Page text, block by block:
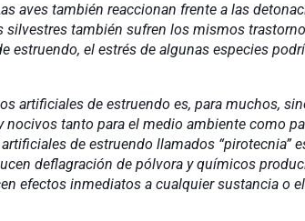
aves también reaccionan frente a las
silvestres también sufren los mismos
estruendo, el estrés de algunas especies
de estruendo es, para muchos,
tanto para el medio ambiente como
de estruendo llamados “pirotecnia”
deflagración de pólvora y químicos
efectos inmediatos a cualquier sustancia o